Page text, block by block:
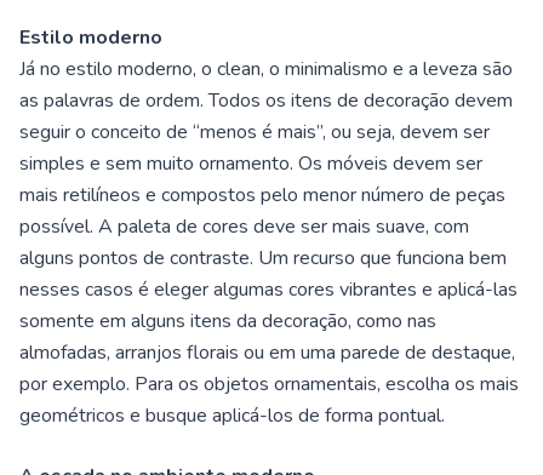
Estilo moderno
Já no estilo moderno, o clean, o minimalismo e a leveza são
as palavras de ordem. Todos os itens de decoração devem
seguir o conceito de “menos é mais”, ou seja, devem ser
simples e sem muito ornamento. Os móveis devem ser
mais retilíneos e compostos pelo menor número de peças
possível. A paleta de cores deve ser mais suave, com
alguns pontos de contraste. Um recurso que funciona bem
nesses casos é eleger algumas cores vibrantes e aplicá-las
somente em alguns itens da decoração, como nas
almofadas, arranjos florais ou em uma parede de destaque,
por exemplo. Para os objetos ornamentais, escolha os mais
geométricos e busque aplicá-los de forma pontual.